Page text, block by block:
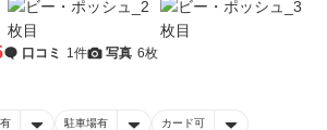
口コミ 1件 写真 6枚
駐車場有 カード可